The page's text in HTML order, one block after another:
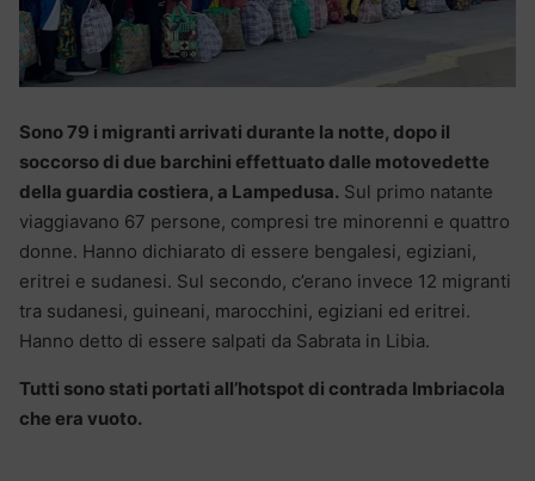
Sono 79 i migranti arrivati durante la notte, dopo il
soccorso di due barchini effettuato dalle motovedette
della guardia costiera, a Lampedusa. Sul primo natante
viaggiavano 67 persone, compresi tre minorenni e quattro
donne. Hanno dichiarato di essere bengalesi, egiziani,
eritrei e sudanesi. Sul secondo, c’erano invece 12 migranti
tra sudanesi, guineani, marocchini, egiziani ed eritrei.
Hanno detto di essere salpati da Sabrata in Libia.
Tutti sono stati portati all’hotspot di contrada Imbriacola
che era vuoto.